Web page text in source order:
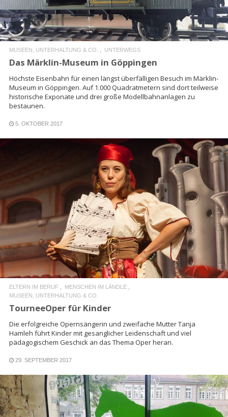
MUSEEN, UNTERHALTUNG & CO. UNTERWEGS
Das Märklin-Museum in Göppingen
Höchste Eisenbahn für einen längst überfälligen Besuch im Märklin-
Museum in Göppingen. Auf 1.000 Quadratmetern sind dort teilweise
historische Exponate und drei große Modellbahnanlagen zu
bestaunen.
5. OKTOBER 2017
READ MORE
ELTERN IM BERUF
MENSCHEN IM LÄNDLE
MUSEEN, UNTERHALTUNG & CO.
TourneeOper für Kinder
Die erfolgreiche Opernsängerin und zweifache Mutter Tanja
Hamleh führt Kinder mit gesanglicher Leidenschaft und viel
pädagogischem Geschick an das Thema Oper heran.
29. SEPTEMBER 2017